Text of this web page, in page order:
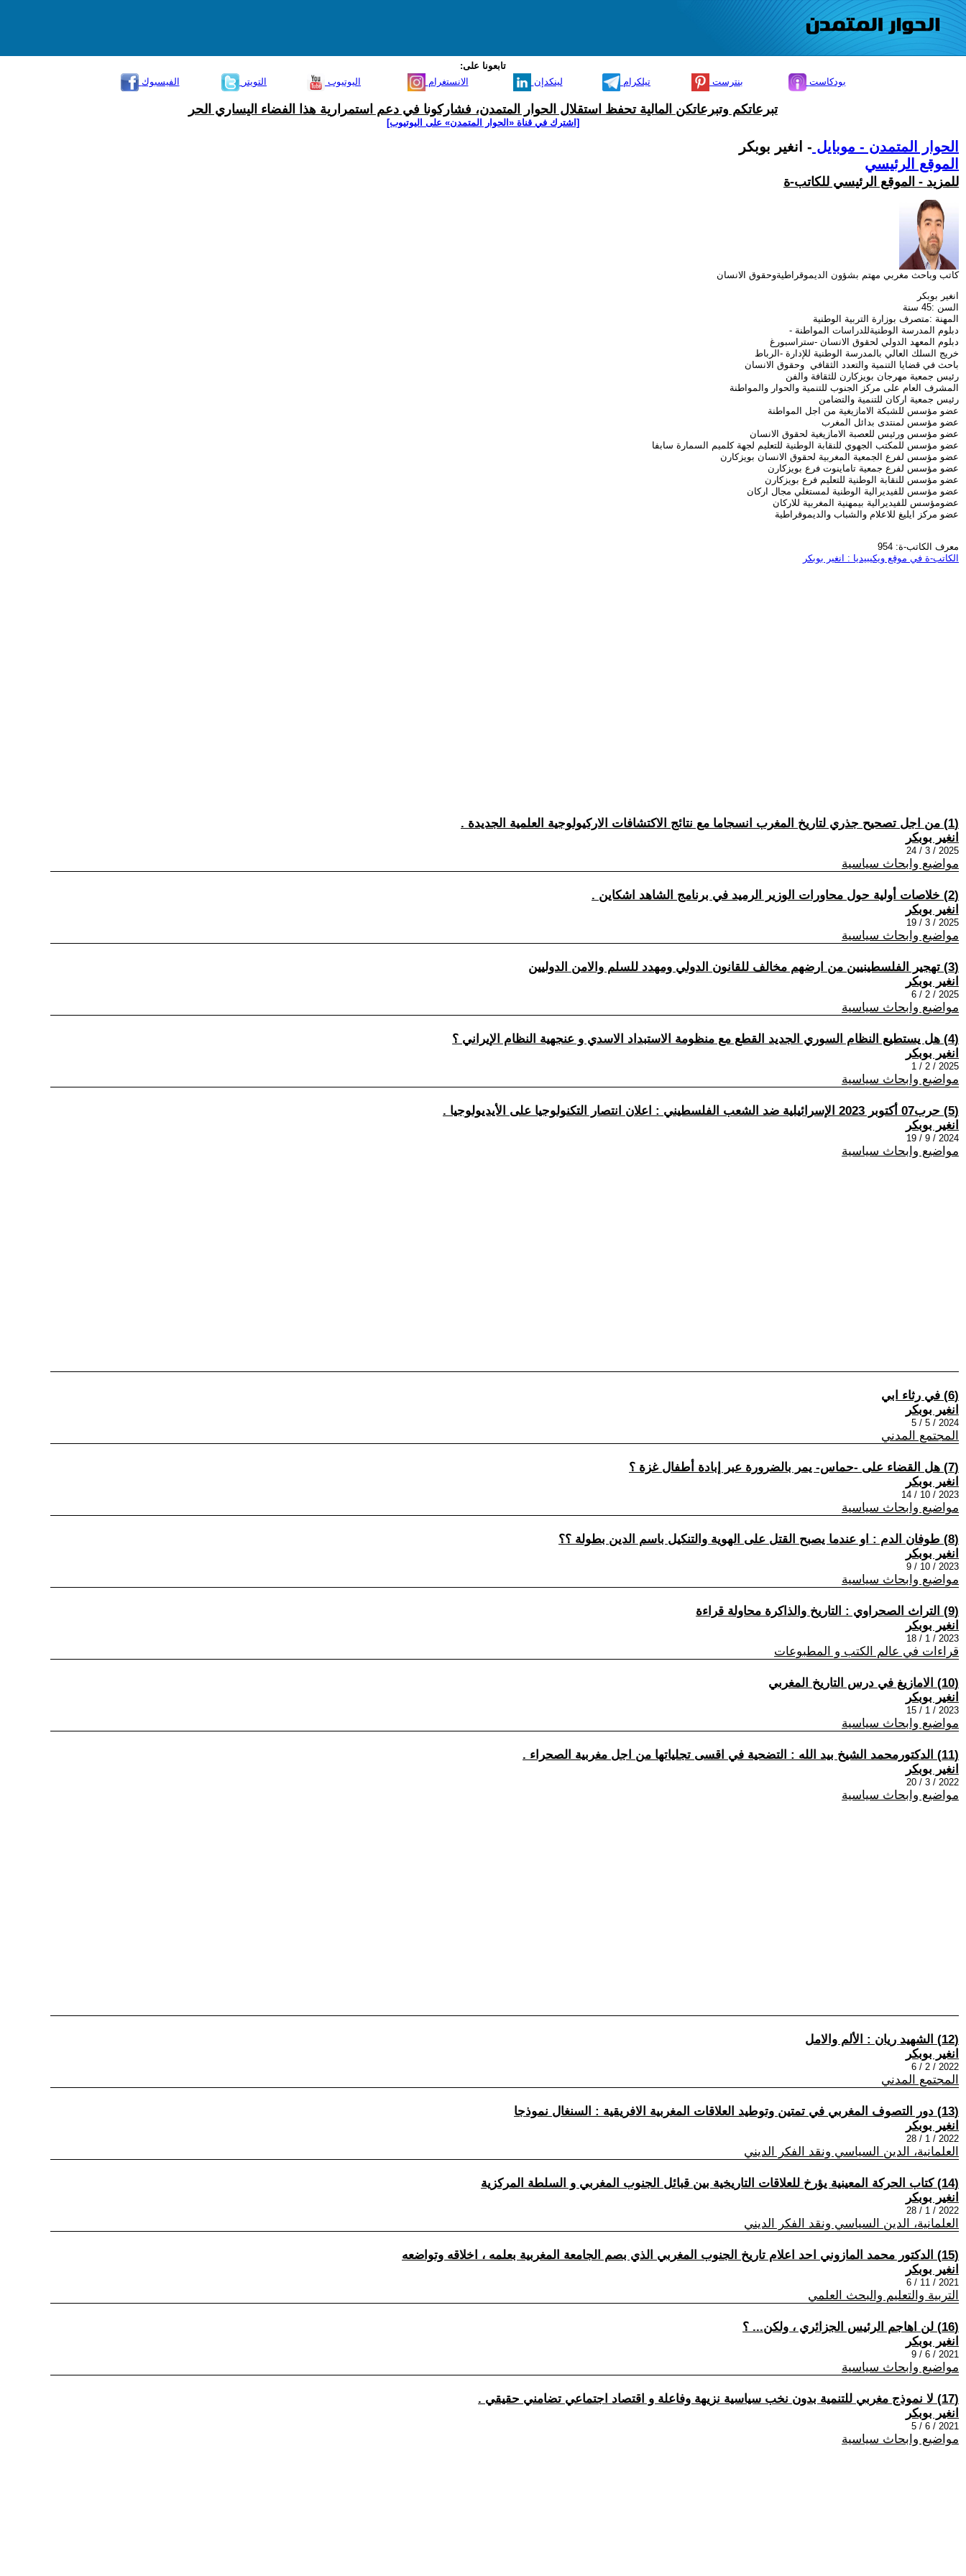
تابعونا على:
الفيسبوك
التويتر اليوتيوب الانستغرام لينكدإن تيلكرام بنترست بودكاست
تبرعاتكم وتبرعاتكن المالية تحفظ استقلال الحوار المتمدن، فشاركونا في دعم استمرارية هذا الفضاء اليساري الحر
[اشترك في قناة ‫«الحوار المتمدن» على اليوتيوب]
الحوار المتمدن - موبايل - انغير بوبكر
الموقع الرئيسي
للمزيد - الموقع الرئيسي للكاتب-ة
كاتب وباحث مغربي مهتم بشؤون الديموقراطيةوحقوق الانسان
انغير بوبكر
السن :45 سنة
المهنة :متصرف بوزارة التربية الوطنية
دبلوم المدرسة الوطنيةللدراسات المواطنة -
دبلوم المعهد الدولي لحقوق الانسان -ستراسبورغ
خريج السلك العالي بالمدرسة الوطنية للإدارة -الرباط
باحث في قضايا التنمية والتعدد الثقافي وحقوق الانسان
رئيس جمعية مهرجان بويزكارن للثقافة والفن
المشرف العام على مركز الجنوب للتنمية والحوار والمواطنة
رئيس جمعية اركان للتنمية والتضامن
عضو مؤسس للشبكة الامازيغية من اجل المواطنة
عضو مؤسس لمنتدى بدائل المغرب
عضو مؤسس ورئيس للعصبة الامازيغية لحقوق الانسان
عضو مؤسس للمكتب الجهوي للنقابة الوطنية للتعليم لجهة كلميم السمارة سابفا
عضو مؤسس لفرع الجمعية المغربية لحقوق الانسان بويزكارن
عضو مؤسس لفرع جمعية تاماينوت فرع بويزكارن
عضو مؤسس للنقابة الوطنية للتعليم فرع بويزكارن
عضو مؤسس للفيديرالية الوطنية لمستغلي مجال اركان
عضومؤسس للفيديرالية بيمهنية المغربية للاركان
عضو مركز ايليغ للاعلام والشباب والديموقراطية
معرف الكاتب-ة: 954
الكاتب-ة في موقع ويكيبيديا : انغير بوبكر
(1) من اجل تصحيح جذري لتاريخ المغرب انسجاما مع نتائج الاكتشافات الاركيولوجية العلمية الجديدة .
انغير بوبكر
2025 / 3 / 24
مواضيع وابحاث سياسية
(2) خلاصات أولية حول محاورات الوزير الرميد في برنامج الشاهد اشكاين .
انغير بوبكر
2025 / 3 / 19
مواضيع وابحاث سياسية
(3) تهجير الفلسطينيين من ارضهم مخالف للقانون الدولي ومهدد للسلم والامن الدوليين
انغير بوبكر
2025 / 2 / 6
مواضيع وابحاث سياسية
(4) هل يستطيع النظام السوري الجديد القطع مع منظومة الاستبداد الاسدي و عنجهية النظام الإيراني ؟
انغير بوبكر
2025 / 2 / 1
مواضيع وابحاث سياسية
(5) حرب07 أكتوبر 2023 الإسرائيلية ضد الشعب الفلسطيني : اعلان انتصار التكنولوجيا على الأيديولوجيا .
انغير بوبكر
2024 / 9 / 19
مواضيع وابحاث سياسية
(6) في رثاء ابي
انغير بوبكر
2024 / 5 / 5
المجتمع المدني
(7) هل القضاء على -حماس- يمر بالضرورة عبر إبادة أطفال غزة ؟
انغير بوبكر
2023 / 10 / 14
مواضيع وابحاث سياسية
(8) طوفان الدم : او عندما يصبح القتل على الهوية والتنكيل باسم الدين بطولة ؟؟
انغير بوبكر
2023 / 10 / 9
مواضيع وابحاث سياسية
(9) التراث الصحراوي : التاريخ والذاكرة محاولة قراءة
انغير بوبكر
2023 / 1 / 18
قراءات في عالم الكتب و المطبوعات
(10) الامازيغ في درس التاريخ المغربي
انغير بوبكر
2023 / 1 / 15
مواضيع وابحاث سياسية
(11) الدكتورمحمد الشيخ بيد الله : التضحية في اقسى تجلياتها من اجل مغربية الصحراء .
انغير بوبكر
2022 / 3 / 20
مواضيع وابحاث سياسية
(12) الشهيد ريان : الألم والامل
انغير بوبكر
2022 / 2 / 6
المجتمع المدني
(13) دور التصوف المغربي في تمتين وتوطيد العلاقات المغربية الافريقية : السنغال نموذجا
انغير بوبكر
2022 / 1 / 28
العلمانية، الدين السياسي ونقد الفكر الديني
(14) كتاب الحركة المعينية يؤرخ للعلاقات التاريخية بين قبائل الجنوب المغربي و السلطة المركزية
انغير بوبكر
2022 / 1 / 28
العلمانية، الدين السياسي ونقد الفكر الديني
(15) الدكتور محمد المازوني احد اعلام تاريخ الجنوب المغربي الذي بصم الجامعة المغربية بعلمه ، اخلاقه وتواضعه
انغير بوبكر
2021 / 11 / 6
التربية والتعليم والبحث العلمي
(16) لن اهاجم الرئيس الجزائري ، ولكن... ؟
انغير بوبكر
2021 / 6 / 9
مواضيع وابحاث سياسية
(17) لا نموذج مغربي للتنمية بدون نخب سياسية نزيهة وفاعلة و اقتصاد اجتماعي تضامني حقيقي .
انغير بوبكر
2021 / 6 / 5
مواضيع وابحاث سياسية